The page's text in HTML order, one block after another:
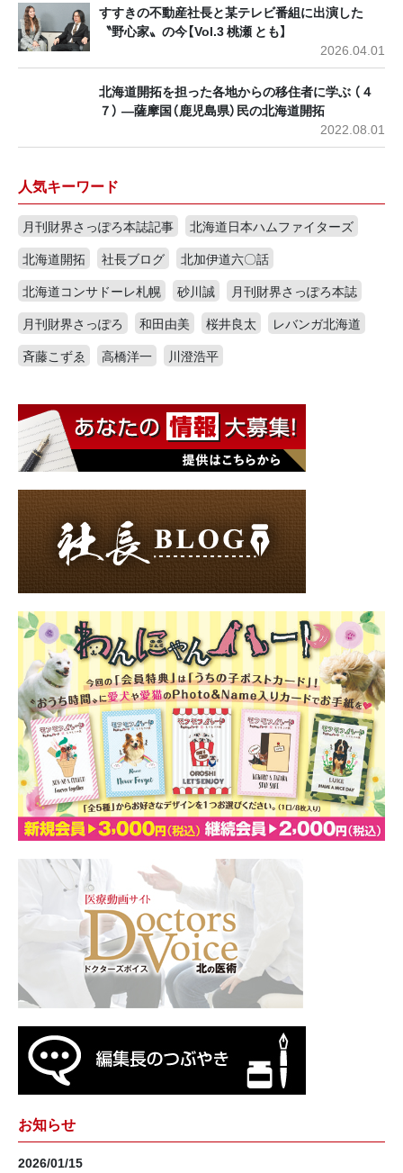
すすきの不動産社長と某テレビ番組に出演した
〝野心家〟の今【Vol.3 桃瀬 とも】
2026.04.01
北海道開拓を担った各地からの移住者に学ぶ （４
７） ―薩摩国（鹿児島県）民の北海道開拓
2022.08.01
人気キーワード
月刊財界さっぽろ本誌記事
北海道日本ハムファイターズ
北海道開拓
社長ブログ
北加伊道六〇話
北海道コンサドーレ札幌
砂川誠
月刊財界さっぽろ本誌
月刊財界さっぽろ
和田由美 桜井良太
レバンガ北海道
斉藤こずゑ
高橋洋一 川澄浩平
お知らせ
2026/01/15